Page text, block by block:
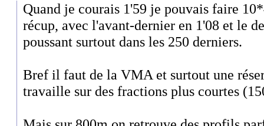
Quand je courais 1'59 je pouvais faire
récup, avec l'avant-dernier en 1'08 et le
poussant surtout dans les 250 derniers.
Bref il faut de la VMA et surtout une
travaille sur des fractions plus courtes